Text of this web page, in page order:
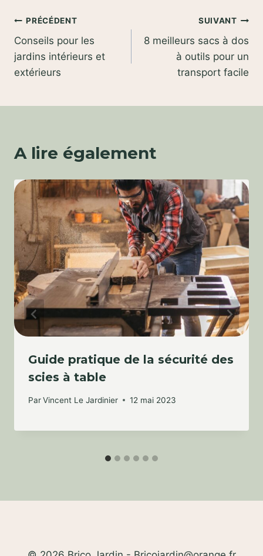
Navigation
de
l’article
PRÉCÉDENT
Conseils pour les
jardins intérieurs et
extérieurs
SUIVANT
8 meilleurs sacs à dos
à outils pour un
transport facile
A lire également
Guide pratique de la sécurité des
scies à table
ParVincent Le Jardinier 12 mai 2023